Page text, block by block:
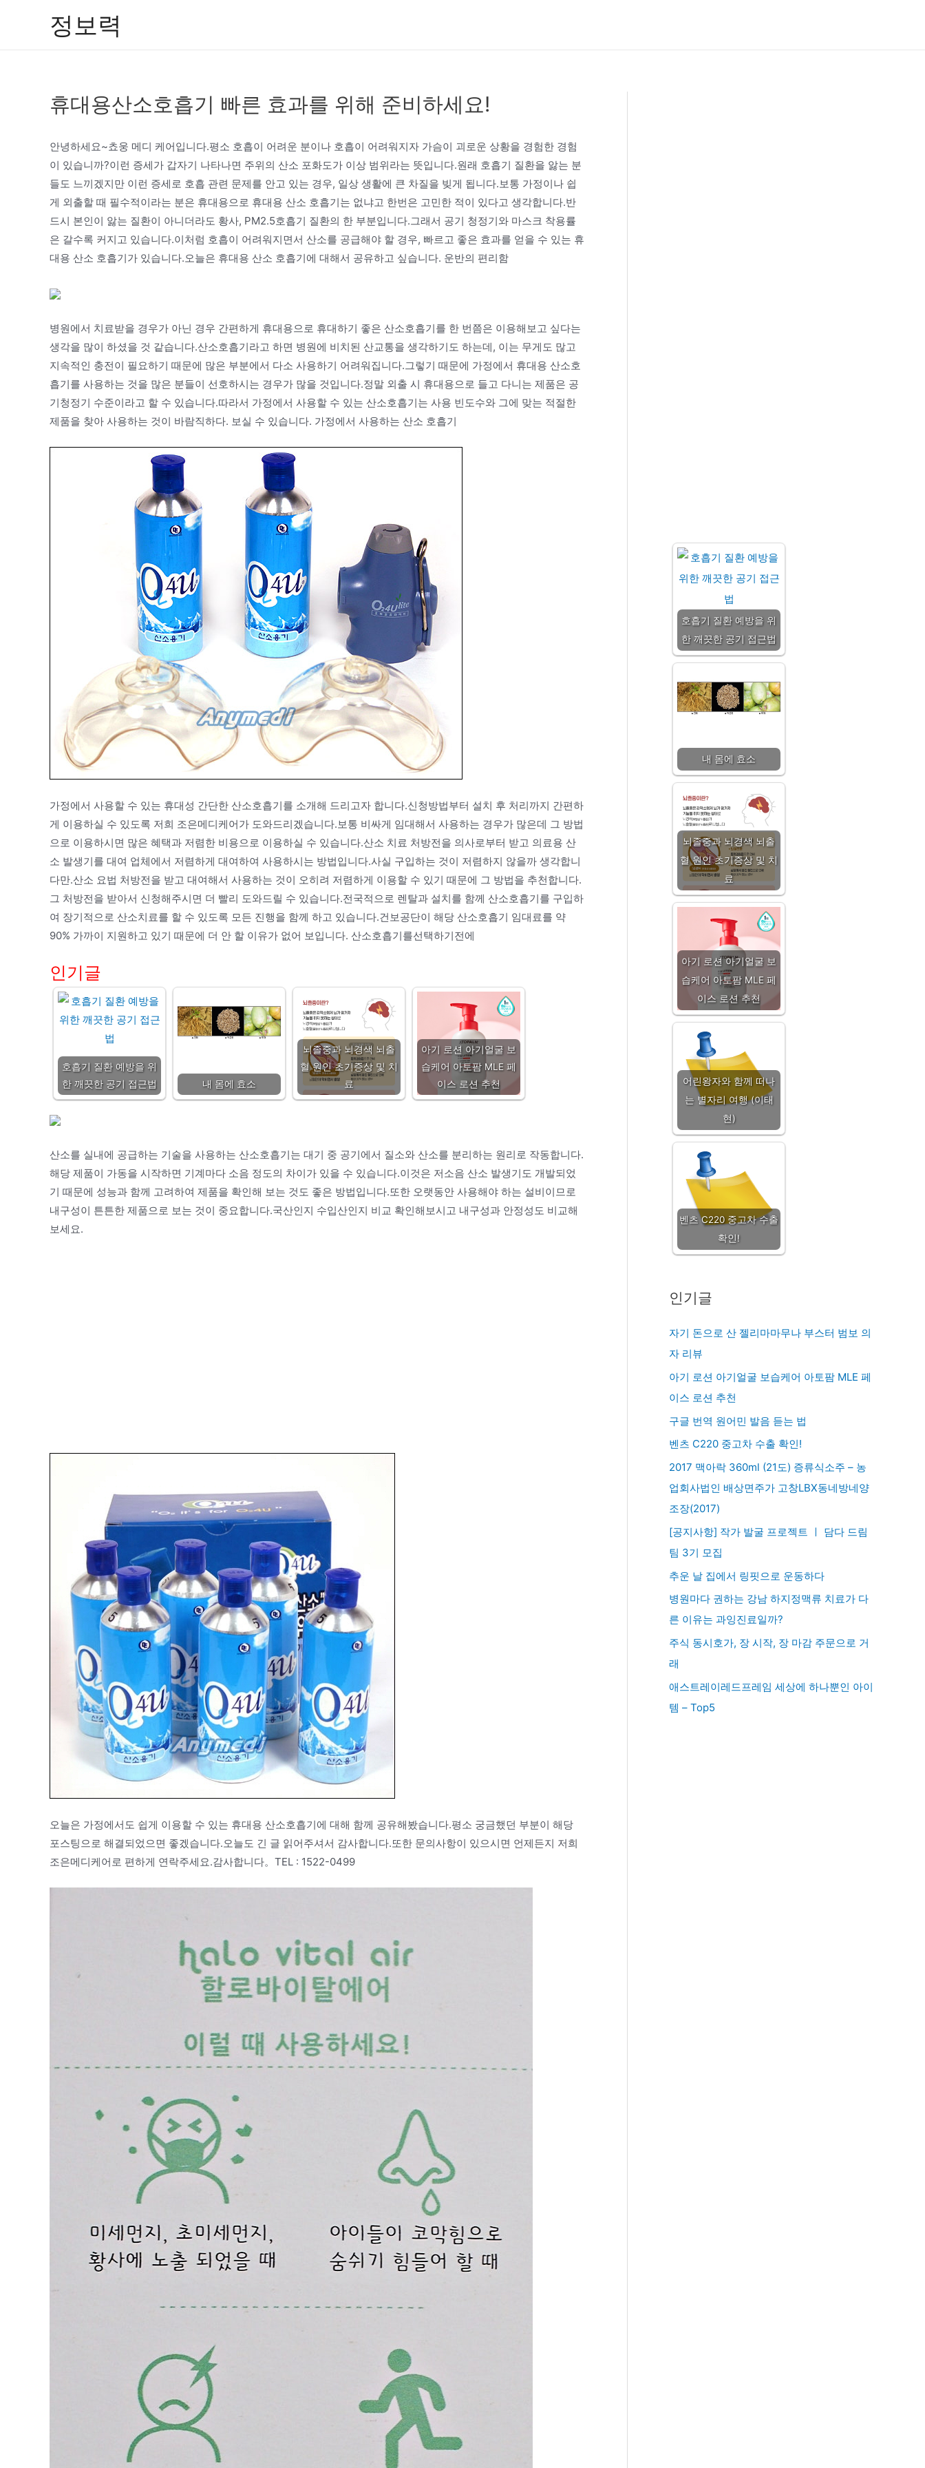
정보력
휴대용산소호흡기 빠른 효과를 위해 준비하세요!
안녕하세요~쵸웅 메디 케어입니다.평소 호흡이 어려운 분이나 호흡이 어려워지자 가슴이 괴로운 상황을 경험한 경험
이 있습니까?이런 증세가 갑자기 나타나면 주위의 산소 포화도가 이상 범위라는 뜻입니다.원래 호흡기 질환을 앓는 분
들도 느끼겠지만 이런 증세로 호흡 관련 문제를 안고 있는 경우, 일상 생활에 큰 차질을 빚게 됩니다.보통 가정이나 쉽
게 외출할 때 필수적이라는 분은 휴대용으로 휴대용 산소 호흡기는 없냐고 한번은 고민한 적이 있다고 생각합니다.반
드시 본인이 앓는 질환이 아니더라도 황사, PM2.5호흡기 질환의 한 부분입니다.그래서 공기 청정기와 마스크 착용률
은 갈수록 커지고 있습니다.이처럼 호흡이 어려워지면서 산소를 공급해야 할 경우, 빠르고 좋은 효과를 얻을 수 있는 휴
대용 산소 호흡기가 있습니다.오늘은 휴대용 산소 호흡기에 대해서 공유하고 싶습니다. 운반의 편리함
병원에서 치료받을 경우가 아닌 경우 간편하게 휴대용으로 휴대하기 좋은 산소호흡기를 한 번쯤은 이용해보고 싶다는
생각을 많이 하셨을 것 같습니다.산소호흡기라고 하면 병원에 비치된 산교통을 생각하기도 하는데, 이는 무게도 많고
지속적인 충전이 필요하기 때문에 많은 부분에서 다소 사용하기 어려워집니다.그렇기 때문에 가정에서 휴대용 산소호
흡기를 사용하는 것을 많은 분들이 선호하시는 경우가 많을 것입니다.정말 외출 시 휴대용으로 들고 다니는 제품은 공
기청정기 수준이라고 할 수 있습니다.따라서 가정에서 사용할 수 있는 산소호흡기는 사용 빈도수와 그에 맞는 적절한
제품을 찾아 사용하는 것이 바람직하다. 보실 수 있습니다. 가정에서 사용하는 산소 호흡기
가정에서 사용할 수 있는 휴대성 간단한 산소호흡기를 소개해 드리고자 합니다.신청방법부터 설치 후 처리까지 간편하
게 이용하실 수 있도록 저희 조은메디케어가 도와드리겠습니다.보통 비싸게 임대해서 사용하는 경우가 많은데 그 방법
으로 이용하시면 많은 혜택과 저렴한 비용으로 이용하실 수 있습니다.산소 치료 처방전을 의사로부터 받고 의료용 산
소 발생기를 대여 업체에서 저렴하게 대여하여 사용하시는 방법입니다.사실 구입하는 것이 저렴하지 않을까 생각합니
다만.산소 요법 처방전을 받고 대여해서 사용하는 것이 오히려 저렴하게 이용할 수 있기 때문에 그 방법을 추천합니다.
그 처방전을 받아서 신청해주시면 더 빨리 도와드릴 수 있습니다.전국적으로 렌탈과 설치를 함께 산소호흡기를 구입하
여 장기적으로 산소치료를 할 수 있도록 모든 진행을 함께 하고 있습니다.건보공단이 해당 산소호흡기 임대료를 약
90% 가까이 지원하고 있기 때문에 더 안 할 이유가 없어 보입니다. 산소호흡기를선택하기전에
인기글
호흡기 질환 예방을 위
한 깨끗한 공기 접근법
내 몸에 효소
뇌졸중과 뇌경색 뇌출
혈 원인 초기증상 및 치
료
아기 로션 아기얼굴 보
습케어 아토팜 MLE 페
이스 로션 추천
산소를 실내에 공급하는 기술을 사용하는 산소호흡기는 대기 중 공기에서 질소와 산소를 분리하는 원리로 작동합니다.
해당 제품이 가동을 시작하면 기계마다 소음 정도의 차이가 있을 수 있습니다.이것은 저소음 산소 발생기도 개발되었
기 때문에 성능과 함께 고려하여 제품을 확인해 보는 것도 좋은 방법입니다.또한 오랫동안 사용해야 하는 설비이므로
내구성이 튼튼한 제품으로 보는 것이 중요합니다.국산인지 수입산인지 비교 확인해보시고 내구성과 안정성도 비교해
보세요.
오늘은 가정에서도 쉽게 이용할 수 있는 휴대용 산소호흡기에 대해 함께 공유해봤습니다.평소 궁금했던 부분이 해당
포스팅으로 해결되었으면 좋겠습니다.오늘도 긴 글 읽어주셔서 감사합니다.또한 문의사항이 있으시면 언제든지 저희
조은메디케어로 편하게 연락주세요.감사합니다。TEL : 1522-0499
호흡기 질환 예방을 위
한 깨끗한 공기 접근법
내 몸에 효소
뇌졸중과 뇌경색 뇌출
혈 원인 초기증상 및 치
료
아기 로션 아기얼굴 보
습케어 아토팜 MLE 페
이스 로션 추천
어린왕자와 함께 떠나
는 별자리 여행 (이태
현)
벤츠 C220 중고차 수출
확인!
인기글
자기 돈으로 산 젤리마마무나 부스터 범보 의
자 리뷰
아기 로션 아기얼굴 보습케어 아토팜 MLE 페
이스 로션 추천
구글 번역 원어민 발음 듣는 법
벤츠 C220 중고차 수출 확인!
2017 맥아락 360ml (21도) 증류식소주 – 농
업회사법인 배상면주가 고창LBX동네방네양
조장(2017)
[공지사항] 작가 발굴 프로젝트 ㅣ 담다 드림
팀 3기 모집
추운 날 집에서 링핏으로 운동하다
병원마다 권하는 강남 하지정맥류 치료가 다
른 이유는 과잉진료일까?
주식 동시호가, 장 시작, 장 마감 주문으로 거
래
애스트레이레드프레임 세상에 하나뿐인 아이
템 – Top5